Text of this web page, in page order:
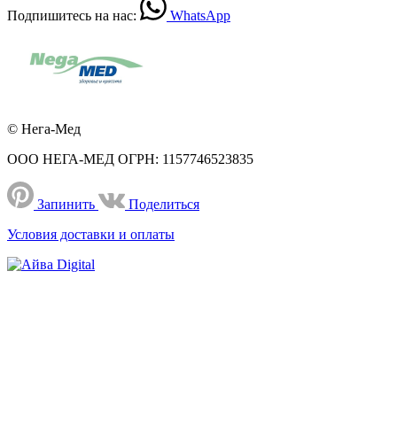
Подпишитесь на нас:
WhatsApp
© Нега-Мед
ООО НЕГА-МЕД ОГРН: 1157746523835
Запинить
Поделиться
Условия доставки и оплаты